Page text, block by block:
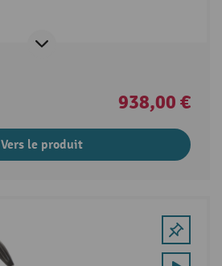
938,00 €
Vers le produit